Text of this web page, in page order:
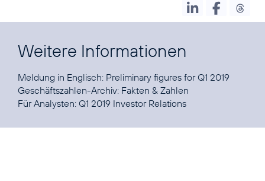
Weitere Informationen
Meldung in Englisch: Preliminary figures for Q1 2019
Geschäftszahlen-Archiv: Fakten & Zahlen
Für Analysten: Q1 2019 Investor Relations